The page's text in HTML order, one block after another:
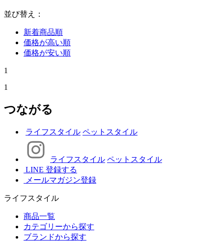
並び替え：
新着商品順
価格が高い順
価格が安い順
1
1
つながる
ライフスタイル ペットスタイル
ライフスタイル ペットスタイル
LINE 登録する
メールマガジン登録
ライフスタイル
商品一覧
カテゴリーから探す
ブランドから探す